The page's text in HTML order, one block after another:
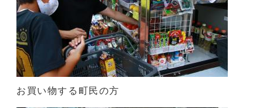
お買い物する町民の方